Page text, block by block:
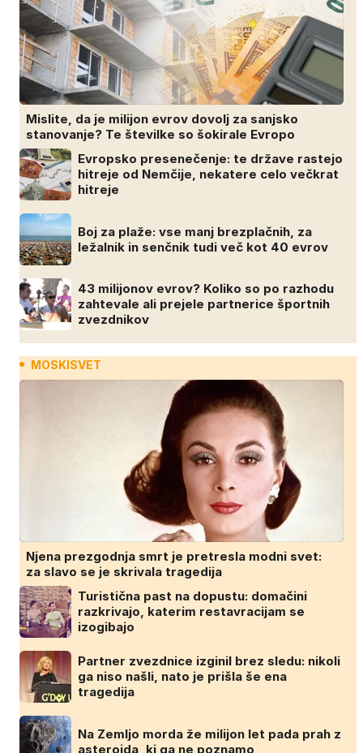
Mislite, da je milijon evrov dovolj za sanjsko
stanovanje? Te številke so šokirale Evropo
Evropsko presenečenje: te države rastejo
hitreje od Nemčije, nekatere celo večkrat
hitreje
Boj za plaže: vse manj brezplačnih, za
ležalnik in senčnik tudi več kot 40 evrov
43 milijonov evrov? Koliko so po razhodu
zahtevale ali prejele partnerice športnih
zvezdnikov
MOSKISVET
Njena prezgodnja smrt je pretresla modni svet:
za slavo se je skrivala tragedija
Turistična past na dopustu: domačini
razkrivajo, katerim restavracijam se
izogibajo
Partner zvezdnice izginil brez sledu: nikoli
ga niso našli, nato je prišla še ena
tragedija
Na Zemljo morda že milijon let pada prah z
asteroida, ki ga ne poznamo